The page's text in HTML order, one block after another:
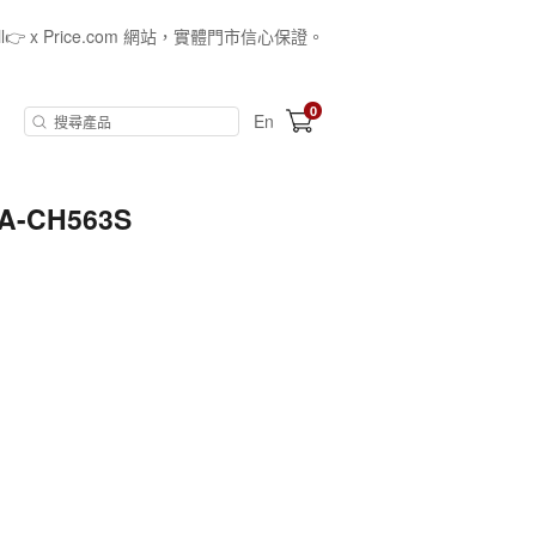
x Price.com 網站，實體門市信心保證。
En 0
CH563S